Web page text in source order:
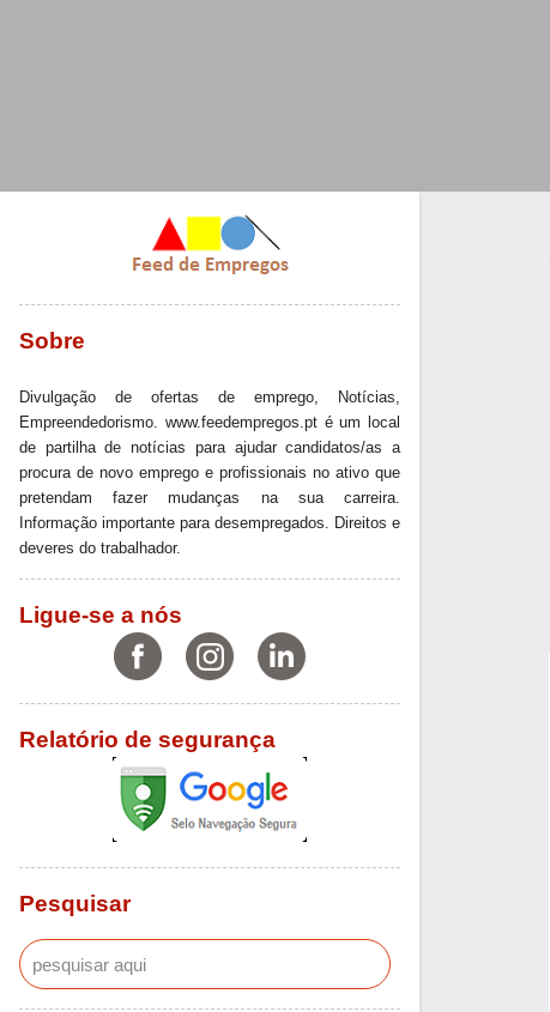
Sobre
Divulgação de ofertas de emprego, Notícias,
Empreendedorismo. www.feedempregos.pt é um local
de partilha de notícias para ajudar candidatos/as a
procura de novo emprego e profissionais no ativo que
pretendam fazer mudanças na sua carreira.
Informação importante para desempregados. Direitos e
deveres do trabalhador.
Ligue-se a nós
Relatório de segurança
Pesquisar